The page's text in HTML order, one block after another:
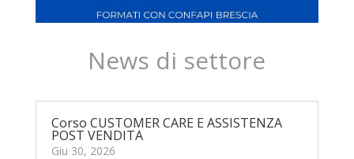
News di settore
Corso CUSTOMER CARE E ASSISTENZA
POST VENDITA
Giu 30, 2026